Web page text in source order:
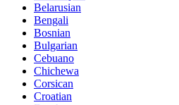
Belarusian
Bengali
Bosnian
Bulgarian
Cebuano
Chichewa
Corsican
Croatian